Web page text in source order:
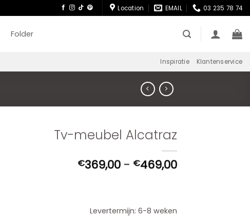
Location EMAIL 03 235 78 74
Folder
Inspiratie Klantenservice
Tv-meubel Alcatraz
€369,00 - €469,00Prijsklasse:
Levertermijn: 6-8 weken